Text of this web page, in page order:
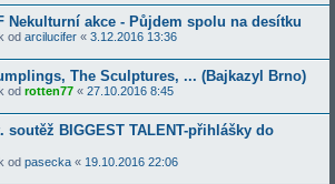
Nekulturní akce - Půjdem spolu na desítku
od arcilucifer « 3.12.2016 13:36
The Sculptures, ... (Bajkazyl Brno)
od rotten77 « 27.10.2016 8:45
soutěž BIGGEST TALENT-přihlášky do
od pasecka « 19.10.2016 22:06